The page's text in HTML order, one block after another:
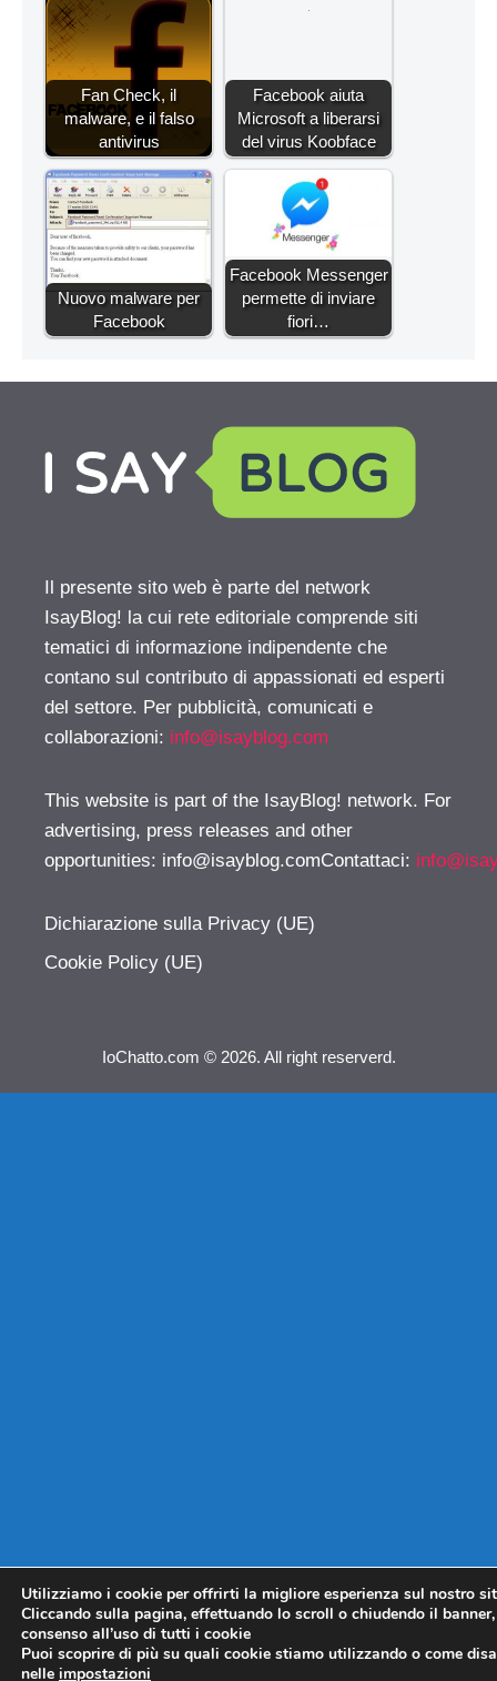
Fan Check, il
malware, e il falso
antivirus
Facebook aiuta
Microsoft a liberarsi
del virus Koobface
Nuovo malware per
Facebook
Facebook Messenger
permette di inviare
fiori…
Il presente sito web è parte del network
IsayBlog! la cui rete editoriale comprende siti
tematici di informazione indipendente che
contano sul contributo di appassionati ed esperti
del settore. Per pubblicità, comunicati e
collaborazioni: info@isayblog.com
This website is part of the IsayBlog! network. For
advertising, press releases and other
opportunities: info@isayblog.comContattaci:
Dichiarazione sulla Privacy (UE)
Cookie Policy (UE)
IoChatto.com © 2026. All right reserverd.
Utilizziamo i cookie per offrirti la migliore esperienza sul nostro
Cliccando sulla pagina, effettuando lo scroll o chiudendo il
consenso all’uso di tutti i cookie
Puoi scoprire di più su quali cookie stiamo utilizzando o come
nelle impostazioni